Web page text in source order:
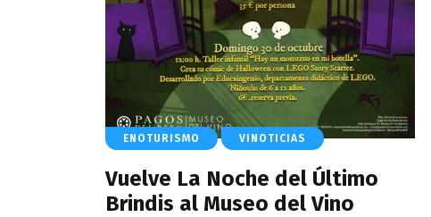
ENOTURISMO VINOTICIAS
Vuelve La Noche del Último
Brindis al Museo del Vino